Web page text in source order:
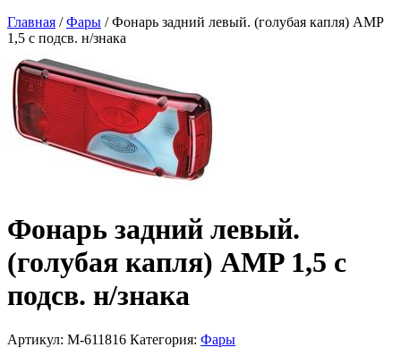
Главная /Фары / Фонарь задний левый. (голубая капля) AMP
1,5 с подсв. н/знака
Фонарь задний левый.
(голубая капля) AMP 1,5 с
подсв. н/знака
Артикул: M-611816 Категория: Фары